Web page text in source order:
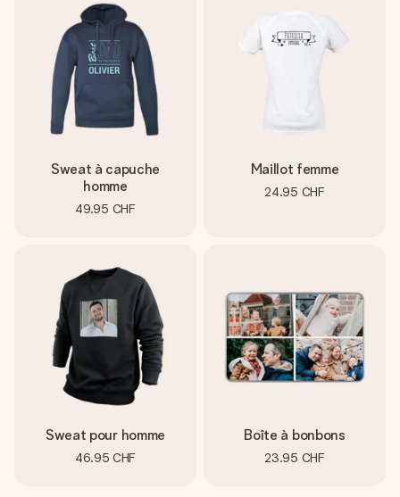
Sweat à capuche
homme
49.95 CHF
Maillot femme
24.95 CHF
Sweat pour homme
46.95 CHF
Boîte à bonbons
23.95 CHF